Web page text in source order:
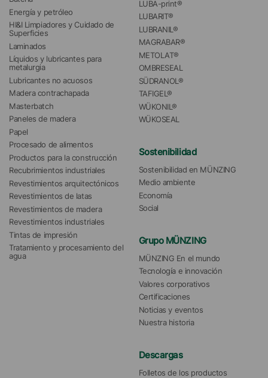
Energía y petróleo
HI&I Limpiadores y Cuidado de
Superficies
Laminados
Líquidos y lubricantes para
metalurgia
Lubricantes no acuosos
Madera contrachapada
Masterbatch
Paneles de madera
Papel
Procesado de alimentos
Productos para la construcción
Recubrimientos industriales
Revestimientos arquitectónicos
Revestimientos de latas
Revestimientos de madera
Revestimientos industriales
Tintas de impresión
Tratamiento y procesamiento del
agua
LUBA-print®
LUBARIT®
LUBRANIL®
MAGRABAR®
METOLAT®
OMBRESEAL
SÜDRANOL®
TAFIGEL®
WÜKONIL®
WÜKOSEAL
Sostenibilidad
Sostenibilidad en MÜNZING
Medio ambiente
Economía
Social
Grupo MÜNZING
MÜNZING En el mundo
Tecnología e innovación
Valores corporativos
Certificaciones
Noticias y eventos
Nuestra historia
Descargas
Folletos de los productos